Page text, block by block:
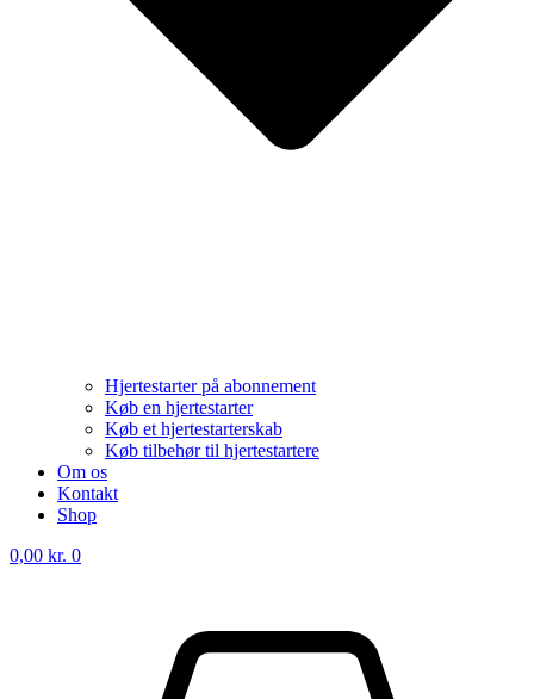
Hjertestarter på abonnement
Køb en hjertestarter
Køb et hjertestarterskab
Køb tilbehør til hjertestartere
Om os
Kontakt
Shop
0,00 kr. 0